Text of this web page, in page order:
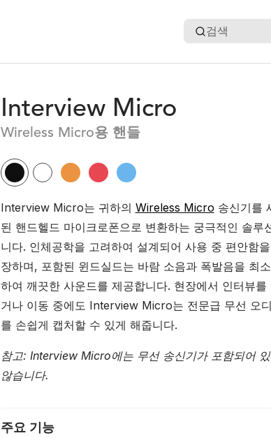
검색
Interview Micro
Wireless Micro용 핸들
Interview Micro는 귀하의 Wireless Micro 송신기를
된 핸드헬드 마이크로폰으로 변환하는 궁극적인 솔루
니다. 인체공학을 고려하여 설계되어 사용 중 편안함
장하며, 포함된 윈드실드는 바람 소음과 폭발음을 최
하여 깨끗한 사운드를 제공합니다. 현장에서 인터뷰를
거나 이동 중에도 Interview Micro는 전문급 무선 오
를 손쉽게 캡처할 수 있게 해줍니다.
참고: Interview Micro에는 무선 송신기가 포함되어
않습니다.
주요 기능